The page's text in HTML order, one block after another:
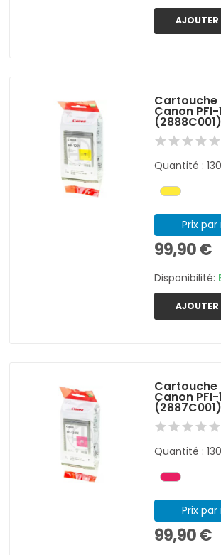
AJOUTER
Cartouche
Canon PFI-
Quantité :
Prix
99,90 €
Disponibilité:
AJOUTER
Cartouche
Canon PFI-
Quantité :
Prix
99,90 €